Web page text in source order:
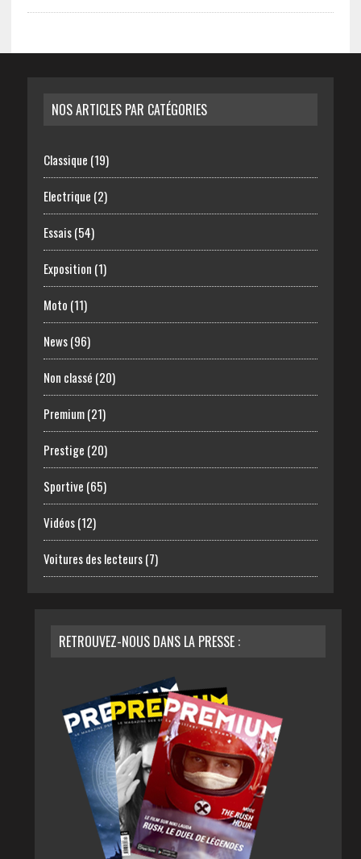
NOS ARTICLES PAR CATÉGORIES
Classique (19)
Electrique (2)
Essais(54)
Exposition (1)
Moto (11)
News(96)
Non classé (20)
Premium(21)
Prestige (20)
Sportive (65)
Vidéos(12)
Voitures des lecteurs(7)
RETROUVEZ-NOUS DANS LA PRESSE :